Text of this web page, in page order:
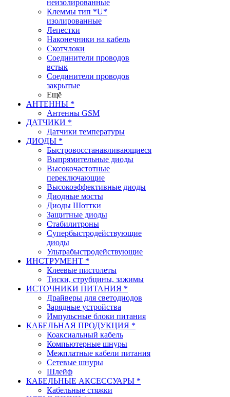
неизолированные
Клеммы тип *U*
изолированные
Лепестки
Наконечники на кабель
Скотчлоки
Соединители проводов
встык
Соединители проводов
закрытые
Ещё
АНТЕННЫ *
Антенны GSM
ДАТЧИКИ *
Датчики температуры
ДИОДЫ *
Быстровосстанавливающиеся
Выпрямительные диоды
Высокочастотные
переключающие
Высокоэффективные диоды
Диодные мосты
Диоды Шоттки
Защитные диоды
Стабилитроны
Супербыстродействующие
диоды
Ультрабыстродействующие
ИНСТРУМЕНТ *
Клеевые пистолеты
Тиски, струбцины, зажимы
ИСТОЧНИКИ ПИТАНИЯ *
Драйверы для светодиодов
Зарядные устройства
Импульсные блоки питания
КАБЕЛЬНАЯ ПРОДУКЦИЯ *
Коаксиальный кабель
Компьютерные шнуры
Межплатные кабели питания
Сетевые шнуры
Шлейф
КАБЕЛЬНЫЕ АКСЕССУАРЫ *
Кабельные стяжки